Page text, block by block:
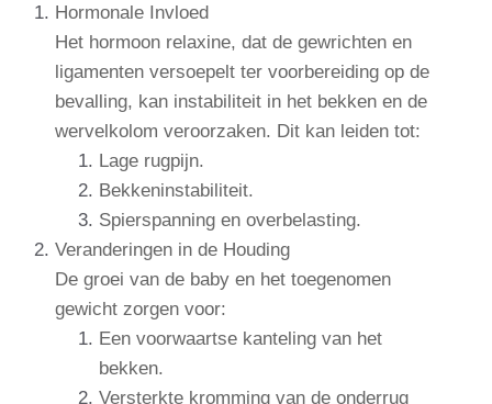
Hormonale Invloed
Het hormoon relaxine, dat de gewrichten en
ligamenten versoepelt ter voorbereiding op de
bevalling, kan instabiliteit in het bekken en de
wervelkolom veroorzaken. Dit kan leiden tot:
Lage rugpijn.
Bekkeninstabiliteit.
Spierspanning en overbelasting.
Veranderingen in de Houding
De groei van de baby en het toegenomen
gewicht zorgen voor:
Een voorwaartse kanteling van het
bekken.
Versterkte kromming van de onderrug